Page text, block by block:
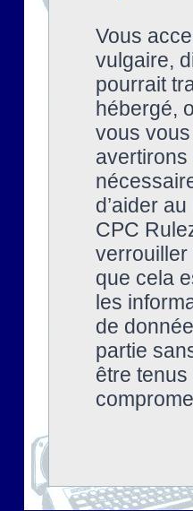
Vous
vulgaire,
pourrait
hébergé,
vous
avertirons
d’aider
CPC
verrouiller
que cela
les
de
partie
être